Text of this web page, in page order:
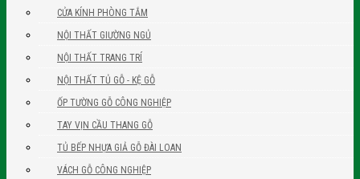
CỬA KÍNH PHÒNG TẮM
NỘI THẤT GIƯỜNG NGỦ
NỘI THẤT TRANG TRÍ
NỘI THẤT TỦ GỖ - KỆ GỖ
ỐP TƯỜNG GỖ CÔNG NGHIỆP
TAY VỊN CẦU THANG GỖ
TỦ BẾP NHỰA GIẢ GỖ ĐÀI LOAN
VÁCH GỖ CÔNG NGHIỆP